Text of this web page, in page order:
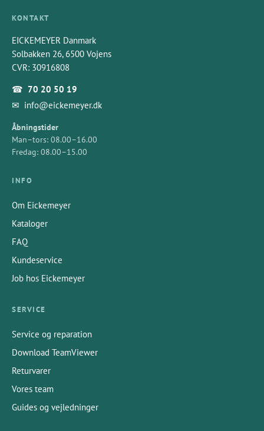
KONTAKT
EICKEMEYER Danmark
Solbakken 26, 6500 Vojens
CVR: 30916808
☎ 70 20 50 19
✉ info@eickemeyer.dk
Åbningstider
Man–tors: 08.00–16.00
Fredag: 08.00–15.00
INFO
Om Eickemeyer
Kataloger
FAQ
Kundeservice
Job hos Eickemeyer
SERVICE
Service og reparation
Download TeamViewer
Returvarer
Vores team
Guides og vejledninger